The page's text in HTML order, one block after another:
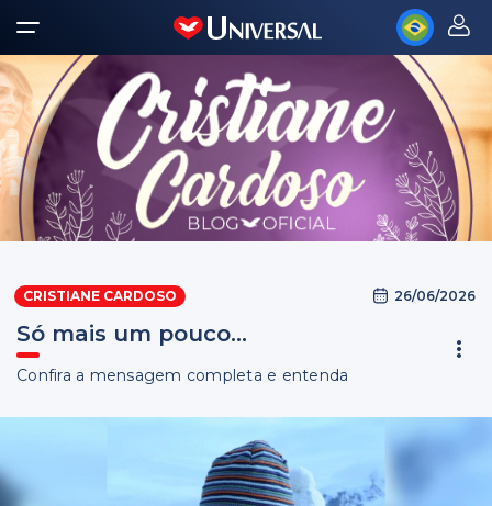
CRISTIANE CARDOSO 26/06/2026
Só mais um pouco...
Confira a mensagem completa e entenda